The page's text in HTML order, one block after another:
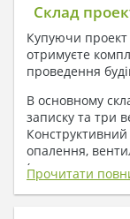
Склад
Купуючи проект
отримуєте
проведення
В основному
записку та три
опалення,
( купується за
1. До складу
Прочитати